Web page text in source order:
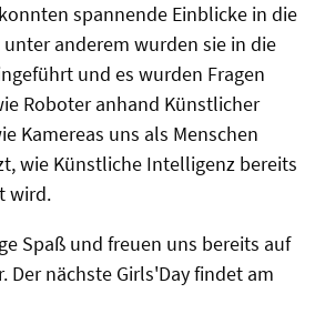
spannende Einblicke in die
anderem wurden sie in die
und es wurden Fragen
Roboter anhand Künstlicher
Kamereas uns als Menschen
wie Künstliche Intelligenz bereits
wird.
Spaß und freuen uns bereits auf
Der nächste Girls'Day findet am